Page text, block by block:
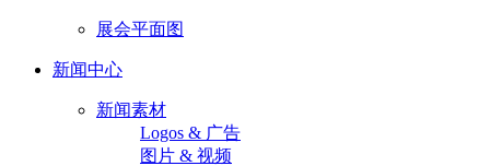
展会平面图
新闻中心
新闻素材
Logos & 广告
图片 & 视频